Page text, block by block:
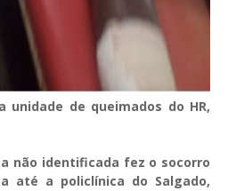
unidade de queimados do HR,
não identificada fez o socorro
até a policlínica do Salgado,